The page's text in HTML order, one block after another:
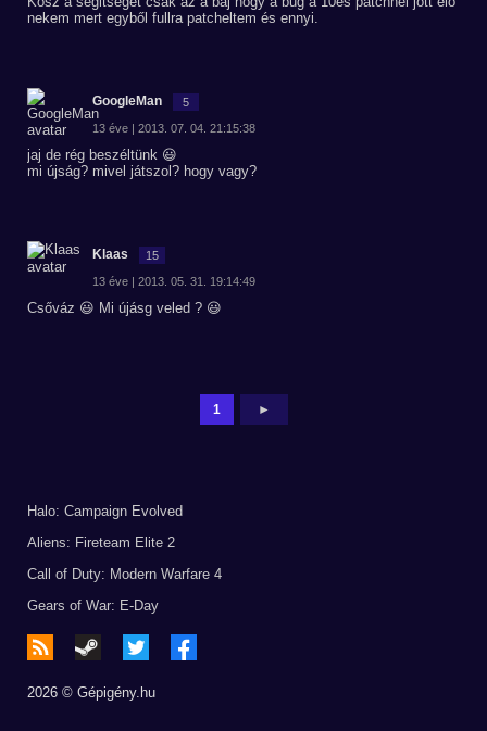
nekem mert egyből fullra patcheltem és ennyi.
GoogleMan 5
13 éve | 2013. 07. 04. 21:15:38
jaj de rég beszéltünk 😃
mi újság? mivel játszol? hogy vagy?
Klaas 15
13 éve | 2013. 05. 31. 19:14:49
Csőváz 😃 Mi újásg veled ? 😃
1 ►
Halo: Campaign Evolved
Aliens: Fireteam Elite 2
Call of Duty: Modern Warfare 4
Gears of War: E-Day
2026 © Gépigény.hu